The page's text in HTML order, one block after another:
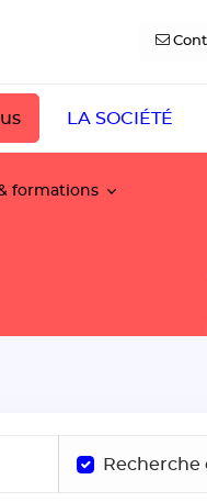
LA SOCIÉTÉ
formations
Recherche